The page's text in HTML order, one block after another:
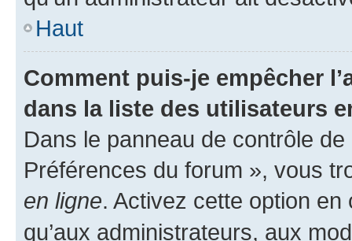
Haut
Comment puis-je empêcher
dans la liste des utilisateurs
Dans le panneau de contrôle
Préférences du forum », vous
en ligne. Activez cette option
qu’aux administrateurs, aux